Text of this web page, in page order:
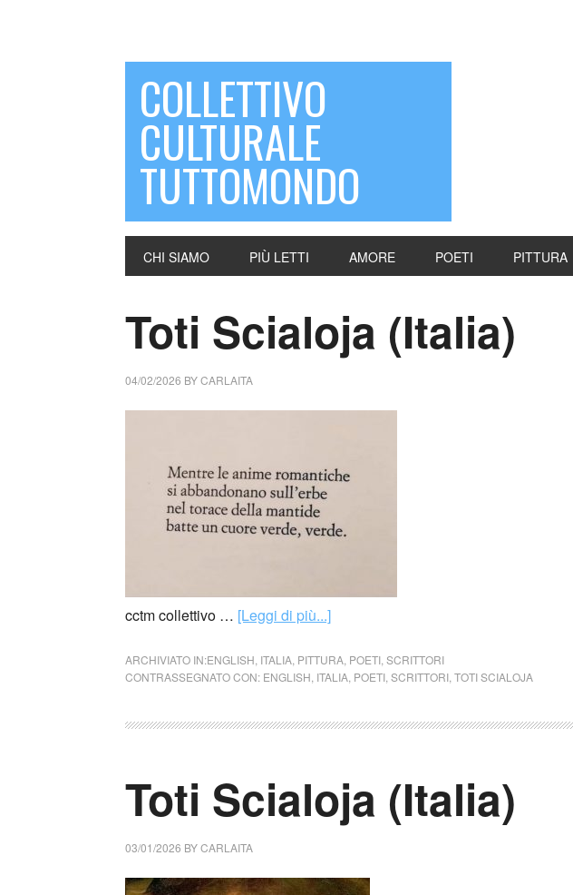
COLLETTIVO
CULTURALE
TUTTOMONDO
CHI SIAMO PIÙ LETTI AMORE POETI PITTURA
Toti Scialoja (Italia)
04/02/2026 BYCARLAITA
cctm collettivo … [Leggi di più...]
ARCHIVIATO IN:ENGLISH ITALIA PITTURA POETI SCRITTORI
CONTRASSEGNATO CON: ENGLISH ITALIA POETI SCRITTORI TOTI SCIALOJA
Toti Scialoja (Italia)
03/01/2026 BYCARLAITA